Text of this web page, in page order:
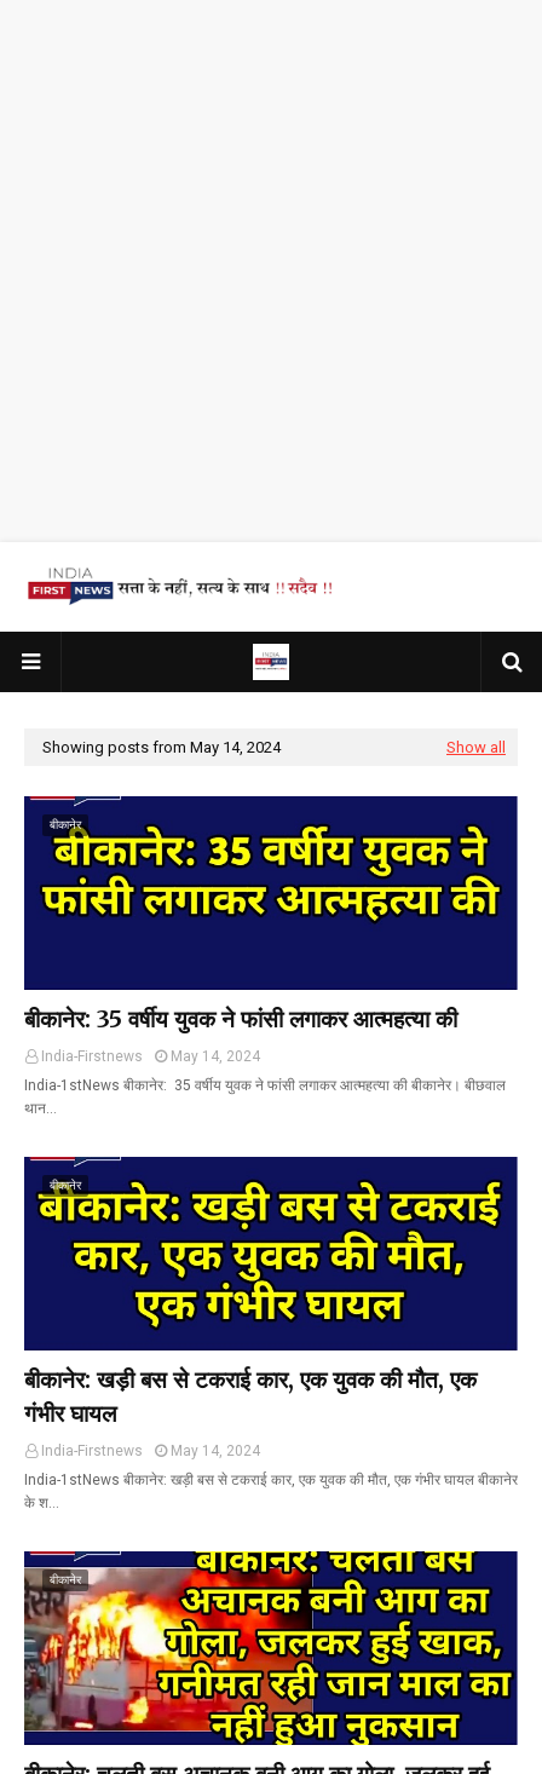
Showing posts from May 14, 2024 Show all
बीकानेर
बीकानेर: 35 वर्षीय युवक ने फांसी लगाकर आत्महत्या की
India-Firstnews
May 14, 2024
India-1stNews बीकानेर: 35 वर्षीय युवक ने फांसी लगाकर आत्महत्या की बीकानेर। बीछवाल
थान…
बीकानेर
बीकानेर: खड़ी बस से टकराई कार, एक युवक की मौत, एक
गंभीर घायल
India-Firstnews
May 14, 2024
India-1stNews बीकानेर: खड़ी बस से टकराई कार, एक युवक की मौत, एक गंभीर घायल बीकानेर
के श…
बीकानेर